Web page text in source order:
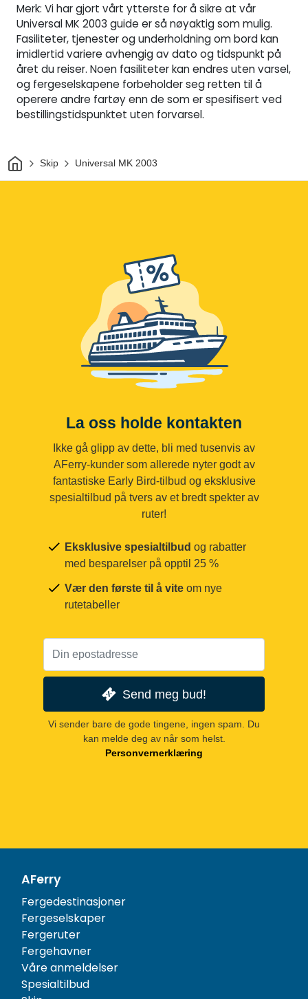
Merk: Vi har gjort vårt ytterste for å sikre at vår
Universal MK 2003 guide er så nøyaktig som mulig.
Fasiliteter, tjenester og underholdning om bord kan
imidlertid variere avhengig av dato og tidspunkt på
året du reiser. Noen fasiliteter kan endres uten varsel,
og fergeselskapene forbeholder seg retten til å
operere andre fartøy enn de som er spesifisert ved
bestillingstidspunktet uten forvarsel.
HjemSkip Universal MK 2003
La oss holde kontakten
Ikke gå glipp av dette, bli med tusenvis av
AFerry-kunder som allerede nyter godt av
fantastiske Early Bird-tilbud og eksklusive
spesialtilbud på tvers av et bredt spekter av
ruter!
Eksklusive spesialtilbud og rabatter
med besparelser på opptil 25 %
Vær den første til å vite om nye
rutetabeller
Send meg bud!
Vi sender bare de gode tingene, ingen spam. Du
kan melde deg av når som helst.
Personvernerklæring
AFerry
Fergedestinasjoner
Fergeselskaper
Fergeruter
Fergehavner
Våre anmeldelser
Spesialtilbud